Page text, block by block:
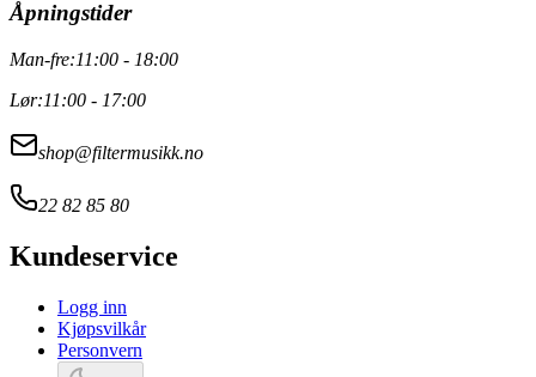
Åpningstider
Man-fre:11:00 - 18:00
Lør:11:00 - 17:00
shop@filtermusikk.no
22 82 85 80
Kundeservice
Logg inn
Kjøpsvilkår
Personvern